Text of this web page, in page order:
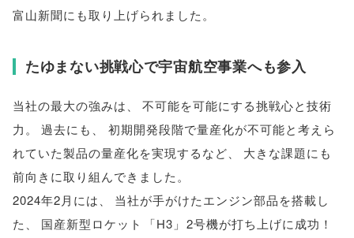
富山新聞にも取り上げられました 。
たゆまない挑戦心で宇宙航空事業へも参入
当社の最大の強みは、
不可能を可能にする挑戦心と技術
力。 過去にも 、
初期開発段階で量産化が不可能と考えら
れていた製品の量産化を実現するなど、
大きな課題にも
前向きに取り組んできました。
2024年2月には、
当社が手がけたエンジン部品を搭載し
た 、 国産新型ロケット 「H3 」 2号機が打ち上げに成功！